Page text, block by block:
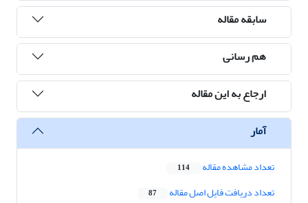
سابقه مقاله
هم رسانی
ارجاع به این مقاله
آمار
تعداد مشاهده مقاله 114
تعداد دریافت فایل اصل مقاله 87